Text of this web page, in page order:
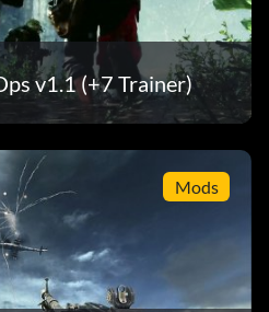
v1.1 (+7 Trainer)
Mods